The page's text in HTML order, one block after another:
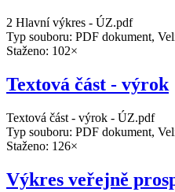
2 Hlavní výkres - ÚZ.pdf
Typ souboru: PDF dokument,
Staženo: 102×
Textová část - výrok
Textová část - výrok - ÚZ.pdf
Typ souboru: PDF dokument,
Staženo: 126×
Výkres veřejně